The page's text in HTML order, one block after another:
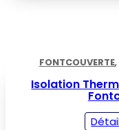
FONTCOUVERTE,
Isolation